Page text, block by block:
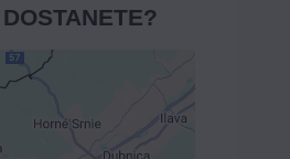
je blokovaný